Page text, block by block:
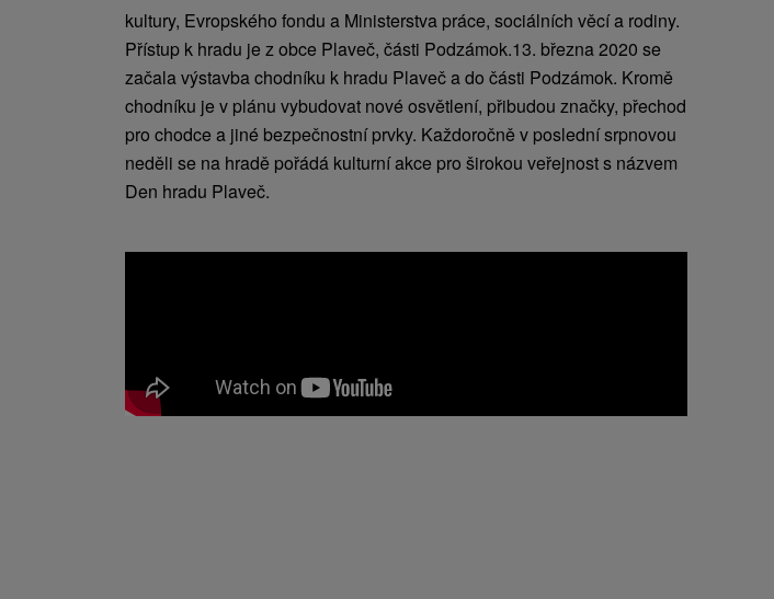
kultury, Evropského fondu a Ministerstva práce, sociálních věcí a rodiny.
Přístup k hradu je z obce Plaveč, části Podzámok.13. března 2020 se
začala výstavba chodníku k hradu Plaveč a do části Podzámok. Kromě
chodníku je v plánu vybudovat nové osvětlení, přibudou značky, přechod
pro chodce a jiné bezpečnostní prvky. Každoročně v poslední srpnovou
neděli se na hradě pořádá kulturní akce pro širokou veřejnost s názvem
Den hradu Plaveč.